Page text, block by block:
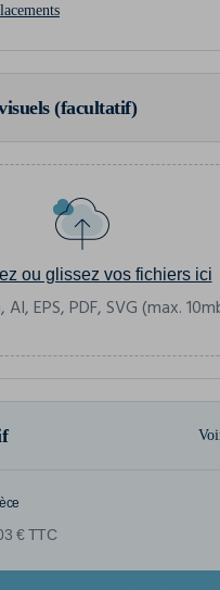
(facultatif)
ou glissez vos fichiers ici
AI, EPS, PDF, SVG (max.
€ TTC